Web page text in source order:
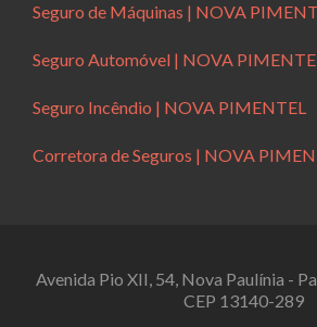
Seguro de Máquinas | NOVA
Seguro Automóvel | NOVA
Seguro Incêndio | NOVA PIMENTEL
Corretora de Seguros | NOVA
Avenida Pio XII, 54, Nova Paulínia -
CEP 13140-289